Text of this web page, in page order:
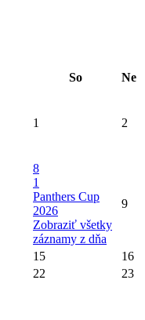
So Ne
1 2
8
1
Panthers Cup
2026
Zobraziť všetky
záznamy z dňa
9
15
16
22 23